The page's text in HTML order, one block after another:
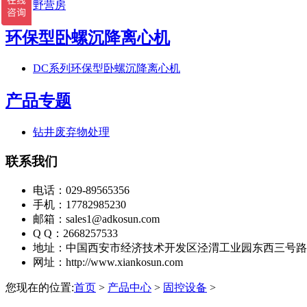
野营房
环保型卧螺沉降离心机
DC系列环保型卧螺沉降离心机
产品专题
钻井废弃物处理
联系我们
电话：029-89565356
手机：17782985230
邮箱：sales1@adkosun.com
Q Q：2668257533
地址：中国西安市经济技术开发区泾渭工业园东西三号
网址：http://www.xiankosun.com
您现在的位置:首页 > 产品中心 > 固控设备 >